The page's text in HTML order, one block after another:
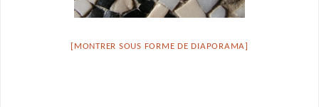
[MONTRER SOUS FORME DE DIAPORAMA]